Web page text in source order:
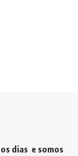
dias e somos